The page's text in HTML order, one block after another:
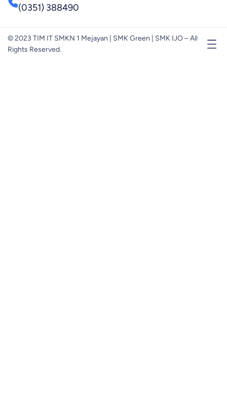
(0351) 388490
© 2023 TIM IT SMKN 1 Mejayan | SMK Green | SMK IJO – All
Rights Reserved.